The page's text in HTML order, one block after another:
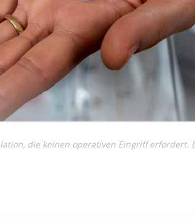
die keinen operativen Eingriff erfordert.